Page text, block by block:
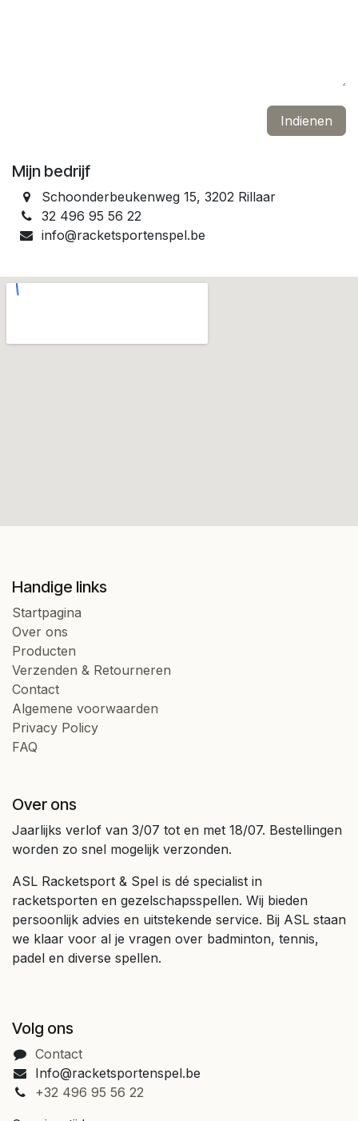
Indienen
Mijn bedrijf
Schoonderbeukenweg 15, 3202 Rillaar
32 496 95 56 22
info@racketsportenspel.be
Handige links
Startpagina
Over ons
Producten
Verzenden & Retourneren
Contact
Algemene voorwaarden
Privacy Policy
FAQ
Over ons
Jaarlijks verlof van 3/07 tot en met 18/07. Bestellingen
worden zo snel mogelijk verzonden.
ASL Racketsport & Spel is dé specialist in
racketsporten en gezelschapsspellen. Wij bieden
persoonlijk advies en uitstekende service. Bij ASL staan
we klaar voor al je vragen over badminton, tennis,
padel en diverse spellen.
Volg ons
Contact
Info@racketsportenspel.be
+32 496 95 56 22